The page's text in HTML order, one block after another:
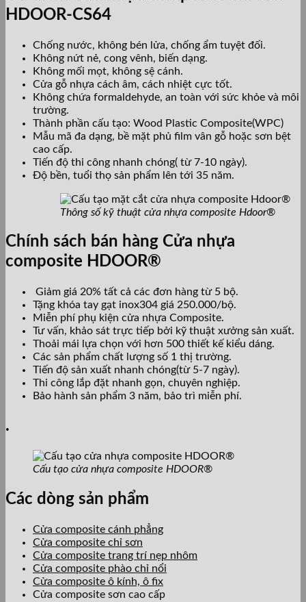
HDOOR-CS64
Chống nước, không bén lửa, chống ẩm tuyệt đối.
Không nứt nẻ, cong vênh, biến dạng.
Không mối mọt, không sệ cánh.
Cửa gỗ nhựa cách âm, cách nhiệt cực tốt.
Không chứa formaldehyde, an toàn với sức khỏe và môi
trường.
Thành phần cấu tạo: Wood Plastic Composite(WPC)
Mẫu mã đa dạng, bề mặt phủ film vân gỗ hoặc sơn bệt
cao cấp.
Tiến độ thi công nhanh chóng( từ 7-10 ngày).
Độ bền, tuổi thọ sản phẩm lên tới 35 năm.
Thông số kỹ thuật cửa nhựa composite Hdoor®
Chính sách bán hàng Cửa nhựa
composite HDOOR®
Giảm giá 20% tất cả các đơn hàng từ 5 bộ.
Tặng khóa tay gạt inox304 giá 250.000/bộ.
Miễn phí phụ kiện cửa nhựa Composite.
Tư vấn, khảo sát trực tiếp bởi kỹ thuật xưởng sản xuất.
Thoải mái lựa chọn với hơn 500 thiết kế kiểu dáng.
Các sản phẩm chất lượng số 1 thị trường.
Tiến độ sản xuất nhanh chóng(từ 5-7 ngày).
Thi công lắp đặt nhanh gọn, chuyên nghiệp.
Bảo hành sản phẩm 3 năm, bảo trì miễn phí.
.
Cấu tạo cửa nhựa composite HDOOR®
Các dòng sản phẩm
Cửa composite cánh phẳng
Cửa composite chỉ sơn
Cửa composite trang trí nẹp nhôm
Cửa composite phào chỉ nổi
Cửa composite ô kính, ô fix
Cửa composite sơn cao cấp